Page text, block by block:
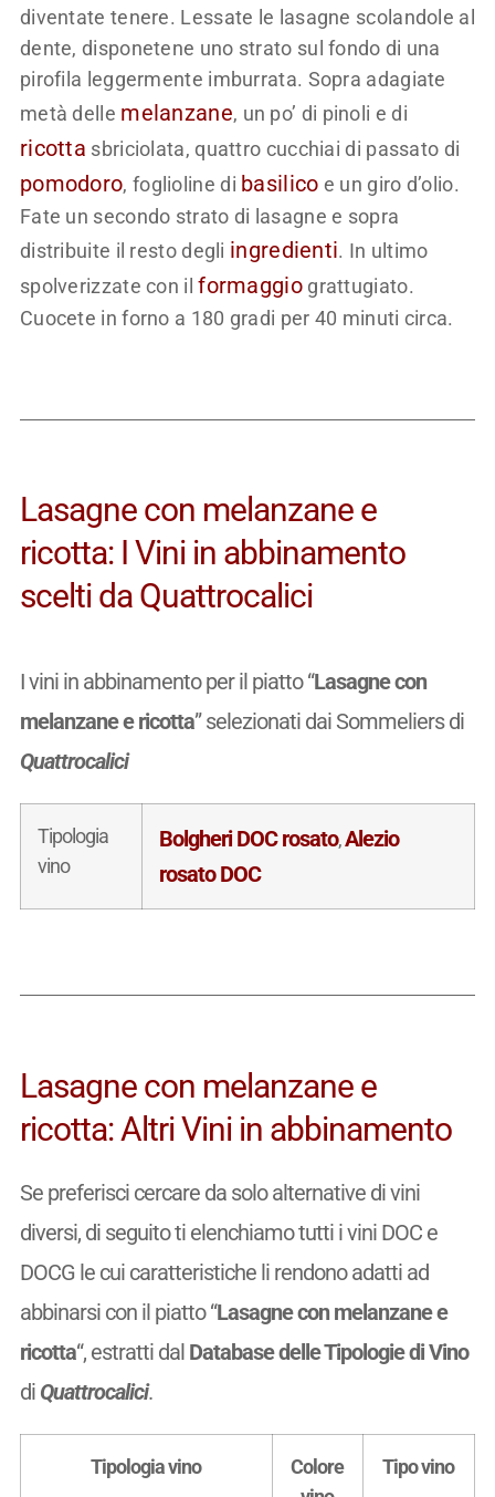
diventate tenere. Lessate le lasagne scolandole al
dente, disponetene uno strato sul fondo di una
pirofila leggermente imburrata. Sopra adagiate
metà delle melanzane, un po’ di pinoli e di
ricotta sbriciolata, quattro cucchiai di passato di
pomodoro, foglioline di basilico e un giro d’olio.
Fate un secondo strato di lasagne e sopra
distribuite il resto degli ingredienti. In ultimo
spolverizzate con ilformaggiograttugiato.
Cuocete in forno a 180 gradi per 40 minuti circa.
Lasagne con melanzane e
ricotta: I Vini in abbinamento
scelti da Quattrocalici
I vini in abbinamento per il piatto “Lasagne con
melanzane e ricotta” selezionati dai Sommeliers di
Quattrocalici
Tipologia
vino
Bolgheri DOC rosato,Alezio
rosato DOC
Lasagne con melanzane e
ricotta: Altri Vini in abbinamento
Se preferisci cercare da solo alternative di vini
diversi, di seguito ti elenchiamo tutti i vini DOC e
DOCG le cui caratteristiche li rendono adatti ad
abbinarsi con il piatto “Lasagne con melanzane e
ricotta“, estratti dal Database delle Tipologie di Vino
di Quattrocalici.
Tipologia vino
Colore
Tipo vino